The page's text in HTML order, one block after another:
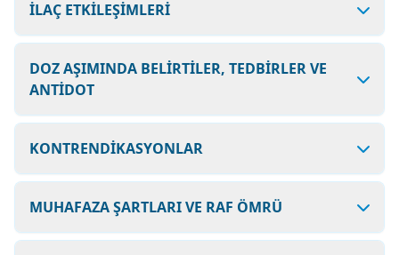
İLAÇ ETKİLEŞİMLERİ
DOZ AŞIMINDA BELİRTİLER, TEDBİRLER VE
ANTİDOT
KONTRENDİKASYONLAR
MUHAFAZA ŞARTLARI VE RAF ÖMRÜ